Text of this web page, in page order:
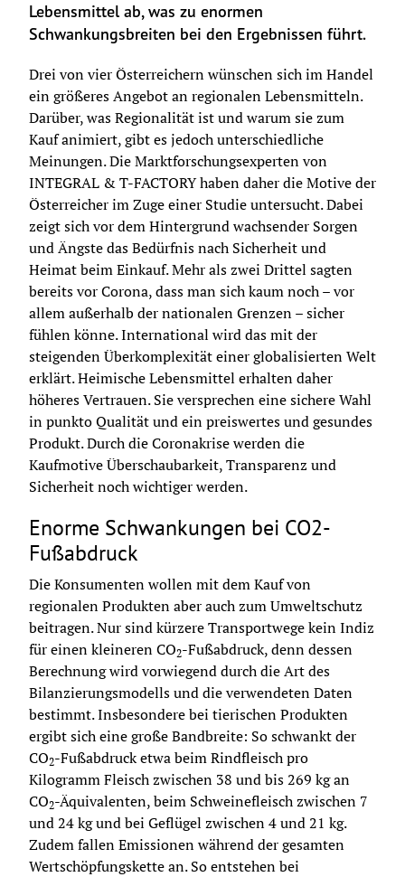
Lebensmittel ab, was zu enormen
Schwankungsbreiten bei den Ergebnissen führt.
Drei von vier Österreichern wünschen sich im Handel
ein größeres Angebot an regionalen Lebensmitteln.
Darüber, was Regionalität ist und warum sie zum
Kauf animiert, gibt es jedoch unterschiedliche
Meinungen. Die Marktforschungsexperten von
INTEGRAL & T-FACTORY haben daher die Motive der
Österreicher im Zuge einer Studie untersucht. Dabei
zeigt sich vor dem Hintergrund wachsender Sorgen
und Ängste das Bedürfnis nach Sicherheit und
Heimat beim Einkauf. Mehr als zwei Drittel sagten
bereits vor Corona, dass man sich kaum noch – vor
allem außerhalb der nationalen Grenzen – sicher
fühlen könne. International wird das mit der
steigenden Überkomplexität einer globalisierten Welt
erklärt. Heimische Lebensmittel erhalten daher
höheres Vertrauen. Sie versprechen eine sichere Wahl
in punkto Qualität und ein preiswertes und gesundes
Produkt. Durch die Coronakrise werden die
Kaufmotive Überschaubarkeit, Transparenz und
Sicherheit noch wichtiger werden.
Enorme Schwankungen bei CO2-
Fußabdruck
Die Konsumenten wollen mit dem Kauf von
regionalen Produkten aber auch zum Umweltschutz
beitragen. Nur sind kürzere Transportwege kein Indiz
für einen kleineren CO2-Fußabdruck, denn dessen
Berechnung wird vorwiegend durch die Art des
Bilanzierungsmodells und die verwendeten Daten
bestimmt. Insbesondere bei tierischen Produkten
ergibt sich eine große Bandbreite: So schwankt der
CO2-Fußabdruck etwa beim Rindfleisch pro
Kilogramm Fleisch zwischen 38 und bis 269 kg an
CO2-Äquivalenten, beim Schweinefleisch zwischen 7
und 24 kg und bei Geflügel zwischen 4 und 21 kg.
Zudem fallen Emissionen während der gesamten
Wertschöpfungskette an. So entstehen bei